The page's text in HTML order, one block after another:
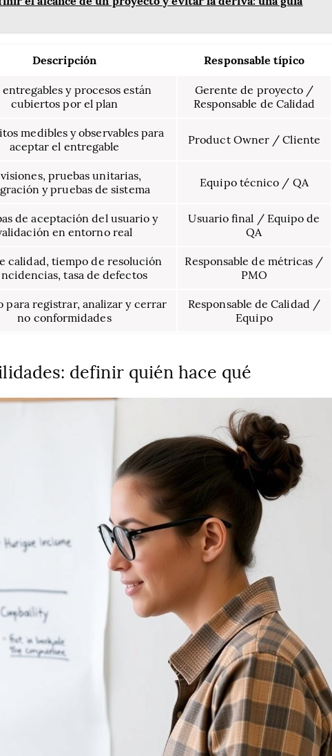
Descripción Responsable típico
y procesos están
cubiertos por el plan
Gerente de proyecto /
Responsable de Calidad
medibles y observables para
aceptar el entregable
Product Owner / Cliente
pruebas unitarias,
y pruebas de sistema
Equipo técnico / QA
de aceptación del usuario y
en entorno real
Usuario final / Equipo de
QA
calidad, tiempo de resolución
tasa de defectos
Responsable de métricas /
PMO
para registrar, analizar y cerrar
no conformidades
Responsable de Calidad /
Equipo
definir quién hace qué